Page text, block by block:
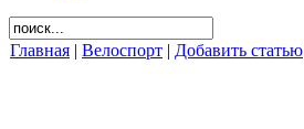
Главная | Велоспорт | Добавить статью